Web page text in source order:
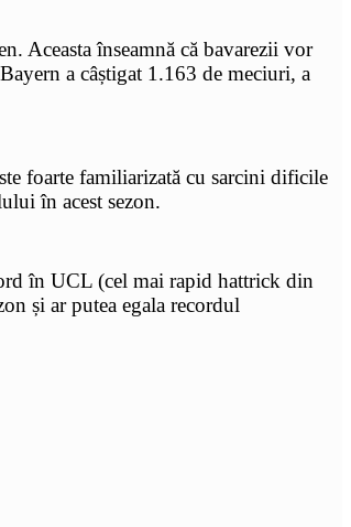
Aceasta înseamnă că bavarezii vor
a câștigat 1.163 de meciuri, a
foarte familiarizată cu sarcini dificile
în acest sezon.
în UCL (cel mai rapid hattrick din
și ar putea egala recordul